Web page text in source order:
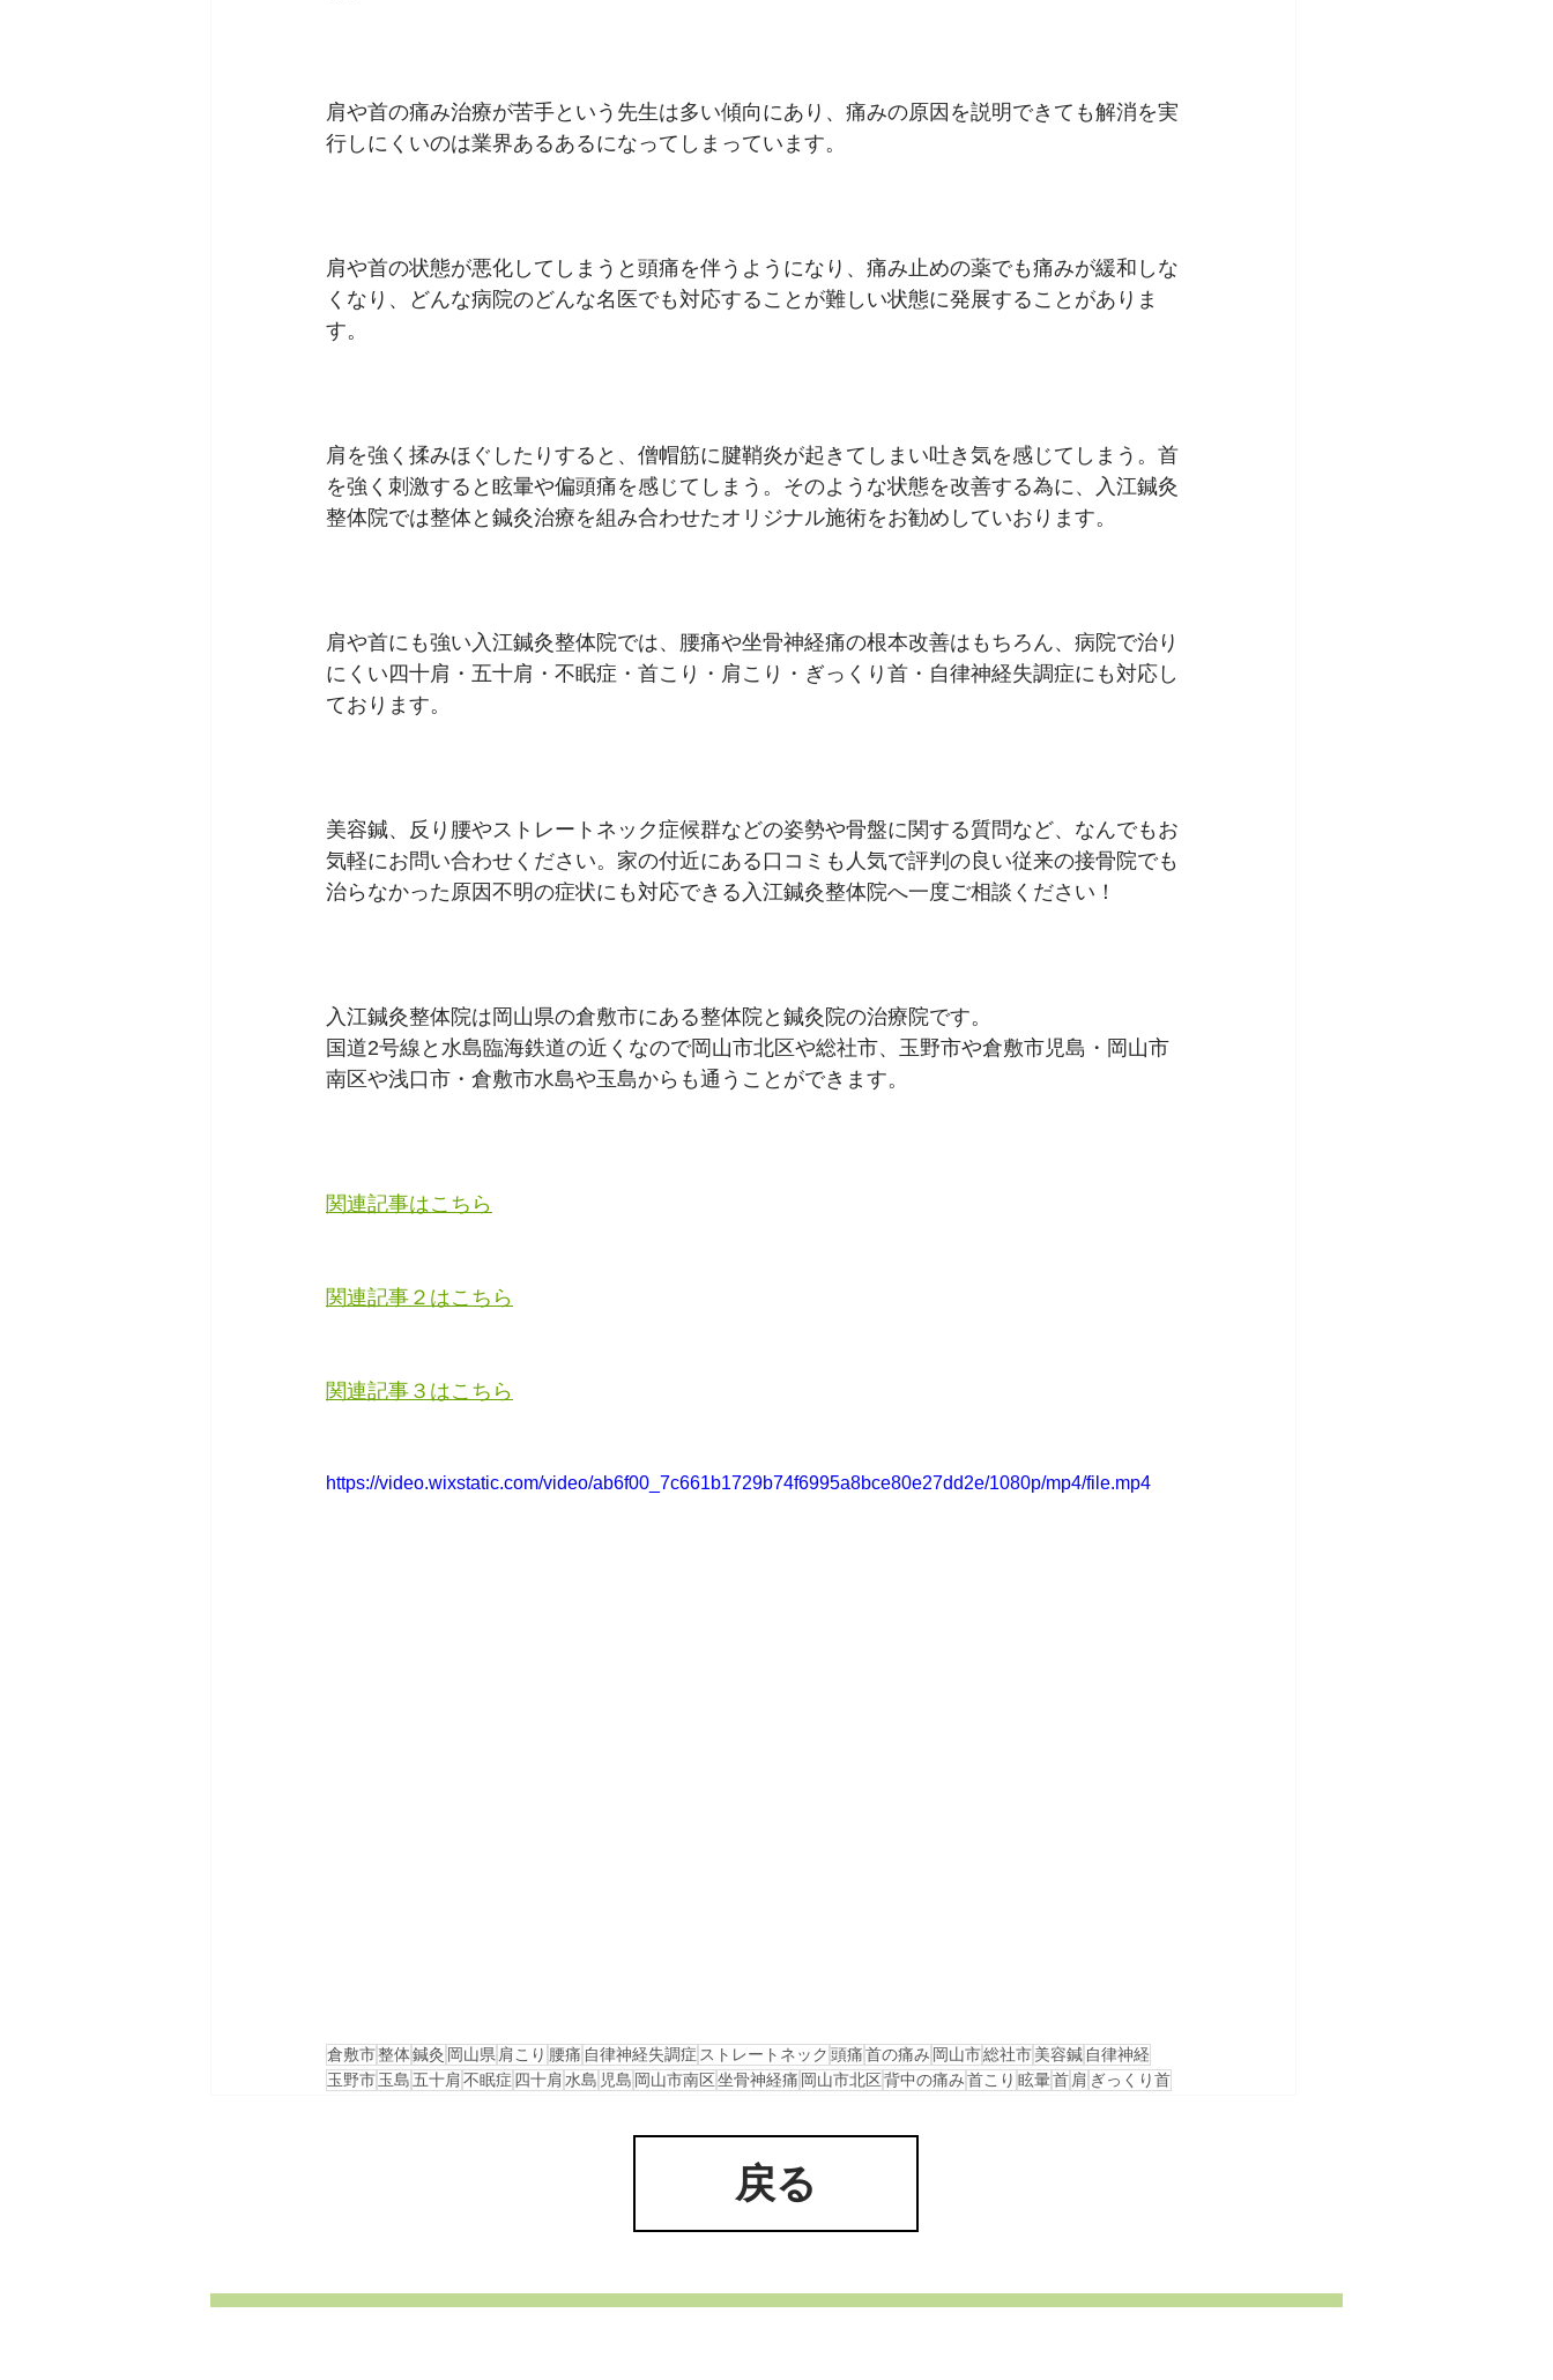
肩や首の痛み治療が苦手という先生は多い傾向にあり、痛みの原因を説明できても解消を実
行しにくいのは業界あるあるになってしまっています。
肩や首の状態が悪化してしまうと頭痛を伴うようになり、痛み止めの薬でも痛みが緩和しな
くなり、どんな病院のどんな名医でも対応することが難しい状態に発展することがありま
す。
肩を強く揉みほぐしたりすると、僧帽筋に腱鞘炎が起きてしまい吐き気を感じてしまう。首
を強く刺激すると眩暈や偏頭痛を感じてしまう。そのような状態を改善する為に、入江鍼灸
整体院では整体と鍼灸治療を組み合わせたオリジナル施術をお勧めしていおります。
肩や首にも強い入江鍼灸整体院では、腰痛や坐骨神経痛の根本改善はもちろん、病院で治り
にくい四十肩・五十肩・不眠症・首こり・肩こり・ぎっくり首・自律神経失調症にも対応し
ております。
美容鍼、反り腰やストレートネック症候群などの姿勢や骨盤に関する質問など、なんでもお
気軽にお問い合わせください。家の付近にある口コミも人気で評判の良い従来の接骨院でも
治らなかった原因不明の症状にも対応できる入江鍼灸整体院へ一度ご相談ください！
入江鍼灸整体院は岡山県の倉敷市にある整体院と鍼灸院の治療院です。
国道2号線と水島臨海鉄道の近くなので岡山市北区や総社市、玉野市や倉敷市児島・岡山市
南区や浅口市・倉敷市水島や玉島からも通うことができます。
関連記事はこちら
関連記事２はこちら
関連記事３はこちら
https://video.wixstatic.com/video/ab6f00_7c661b1729b74f6995a8bce80e27dd2e/1080p/mp4/file.mp4
倉敷市整体鍼灸 岡山県肩こり 腰痛 自律神経失調症 ストレートネック 頭痛首の痛み 岡山市総社市美容鍼 自律神経
玉野市玉島 五十肩不眠症 四十肩水島 児島 岡山市南区坐骨神経痛 岡山市北区背中の痛み首こり 眩暈首肩 ぎっくり首
戻る